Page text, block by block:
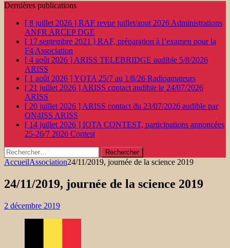
Dernières publications
[ 8 juillet 2026 ] RAF revue juillet/aout 2026 Administrations
ANFR ARCEP DGE
[ 17 septembre 2021 ] RAF, préparation à l’examen pour la
F4 Association
[ 4 août 2026 ] ARISS TELEBRIDGE audible 5/8/2026
ARISS
[ 1 août 2026 ]YOTA 25/7 au 1/8/26 Radioamateurs
[ 21 juillet 2026 ] ARISS contact audible le 24/07/2026
ARISS
[ 20 juillet 2026 ] ARISS contact du 23/07/2026 audible par
ON4ISS ARISS
[ 14 juillet 2026 ] IOTA CONTEST, participations annoncées
25-26/7 2026 Contest
Rechercher :
AccueilAssociation24/11/2019, journée de la science 2019
24/11/2019, journée de la science 2019
2 décembre 2019